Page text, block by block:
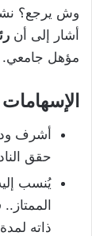
وش يرجع؟
أشار إلى أن
مؤهل جامعي.
أشرف
حقق
يُنسب
ذاته لمدة 4 مواسم متتالية.